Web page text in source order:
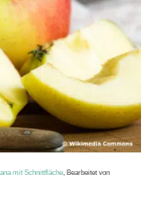
mit Schnittfläche , Bearbeitet von